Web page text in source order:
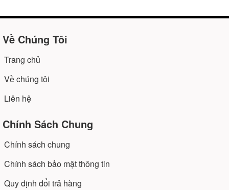
Về Chúng Tôi
Trang chủ
Về chúng tôi
Liên hệ
Chính Sách Chung
Chính sách chung
Chính sách bảo mật thông tin
Quy định đổi trả hàng